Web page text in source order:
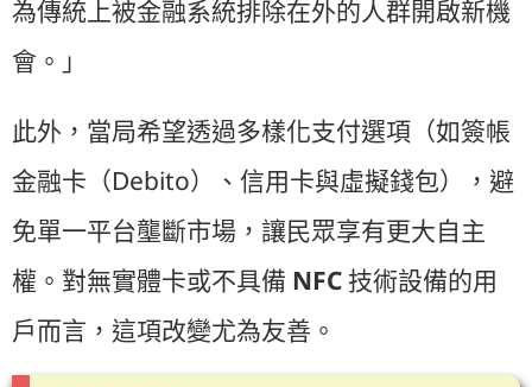
為傳統上被金融系統排除在外的人群開啟新機
會。」
此外，當局希望透過多樣化支付選項（如簽帳
金融卡（Debito）、信用卡與虛擬錢包），避
免單一平台壟斷市場，讓民眾享有更大自主
權。對無實體卡或不具備 NFC 技術設備的用
戶而言，這項改變尤為友善。